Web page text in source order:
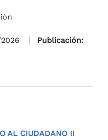
Publicación:
AL CIUDADANO II